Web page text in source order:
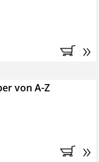
Profipaket im
der derzeitig
das
keine
»
von A-Z
»